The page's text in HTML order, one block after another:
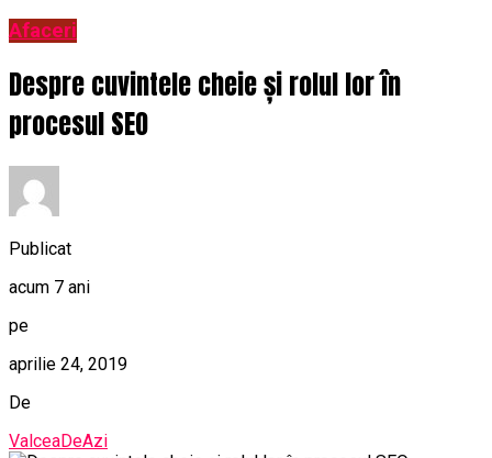
Afaceri
Despre cuvintele cheie și rolul lor în
procesul SEO
Publicat
acum 7 ani
pe
aprilie 24, 2019
De
ValceaDeAzi